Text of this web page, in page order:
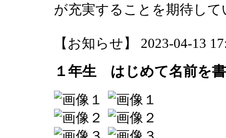
が充実することを期待して
【お知らせ】 2023-04-13
１年生 はじめて名前を